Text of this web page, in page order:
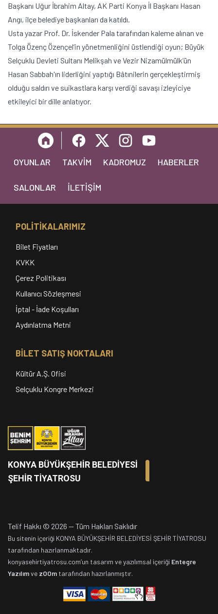
Başkanı Uğur İbrahim Altay, AK Parti Konya İl Başkanı Hasan
Angı, ilçe belediye başkanları da katıldı.
Usta yazar Prof. Dr. İskender Pala tarafından kaleme alınan ve
Tolga Özenç Özençel’in yönetmenliğini üstlendiği oyun; Büyük
Selçuklu Devleti Sultanı Melikşah ve Vezir Nizamülmülk’ün
Hasan Sabbah'ın liderliğini yaptığı Bâtınilerin gerçekleştirmiş
olduğu saldırı ve suikastlara karşı verdiği savaşı izleyiciye
etkileyici bir dille anlatıyor.
OYUNLAR TAKVIM KADROMUZ HABERLER
SALONLAR İLETIŞIM
POLİTİKALARIMIZ
Bilet Fiyatları
KVKK
Çerez Politikası
Kullanıcı Sözleşmesi
İptal - İade Koşulları
Aydınlatma Metni
BİLET SATIŞ NOKTALARI
Kültür A.Ş. Ofisi
Selçuklu Kongre Merkezi
KONYA BÜYÜKŞEHİR BELEDİYESİ
ŞEHİR TİYATROSU
Telif Hakkı © 2026 —Tüm Hakları Saklıdır
Bu sitenin içeriği KONYA BÜYÜKŞEHİR BELEDİYESİ ŞEHİR TİYATROSU
tarafından hazırlanmaktadır.
konyasehirtiyatrosu.com’un tasarım ve yazılımsal içeriği Entegre
Yazılımve zOOm tarafından hazırlanmıştır.